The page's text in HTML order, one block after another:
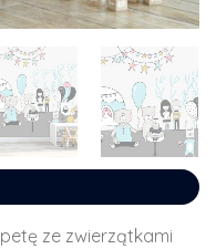
ze zwierzątkami